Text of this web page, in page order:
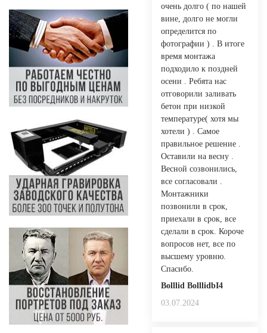
очень долго ( по нашей
вине, долго не могли
определится по
фотографии ) . В итоге
время монтажа
подходило к поздней
осени . Ребята нас
отговорили заливать
бетон при низкой
температуре( хотя мы
хотели ) . Самое
правильное решение .
Оставили на весну .
Весной созвонились,
все согласовали .
Монтажники
позвонили в срок,
приехали в срок, все
сделали в срок. Короче
вопросов нет, все по
высшему уровню.
Спасибо.
Bolllid BolllidbI4
03.07.2024